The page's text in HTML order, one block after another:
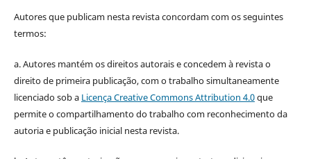
Autores que publicam nesta revista concordam com os seguintes
termos:
a. Autores mantém os direitos autorais e concedem à revista o
direito de primeira publicação, com o trabalho simultaneamente
licenciado sob a Licença Creative Commons Attribution 4.0que
permite o compartilhamento do trabalho com reconhecimento da
autoria e publicação inicial nesta revista.